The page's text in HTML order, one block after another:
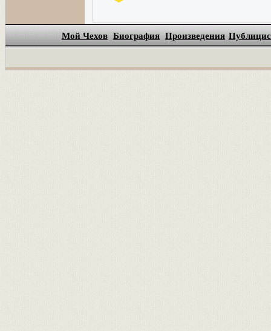
Мой Чехов Биография Произведения